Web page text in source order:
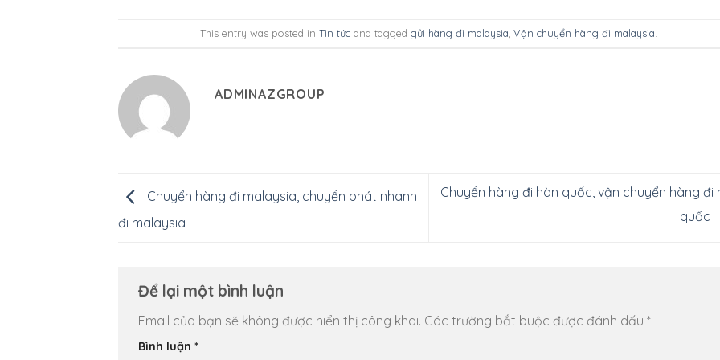
This entry was posted in Tin tứcand tagged gửi hàng đi malaysia, Vận chuyển hàng đi malaysia.
ADMINAZGROUP
Chuyển hàng đi malaysia, chuyển phát nhanh
đi malaysia
Chuyển hàng đi hàn quốc, vận chuyển hàng đi
quốc
Để lại một bình luận
Email của bạn sẽ không được hiển thị công khai. Các trường bắt buộc được đánh dấu *
Bình luận *